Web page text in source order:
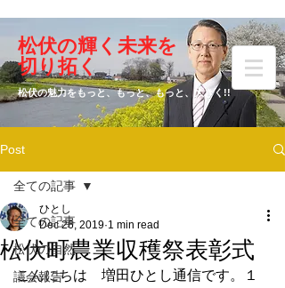
​増田 ひとし
​松伏の輝く未来を
切り拓く
松伏の魅力をもっと、もっと、もっと、大きく!!
元松伏町議会議員
Post
全ての記事
松伏の自然
議会報告
全ての記事
松伏町農業収穫祭表彰式
ひとし
Dec 26, 2019 1 min read
こんにちは　増田ひとし通信です。１